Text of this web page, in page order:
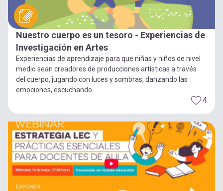
Nuestro cuerpo es un tesoro - Experiencias de
Investigación en Artes
Experiencias de aprendizaje para que niñas y niños de nivel
medio sean creadores de producciones artísticas a través
del cuerpo, jugando con luces y sombras, danzando las
emociones, escuchando...
4